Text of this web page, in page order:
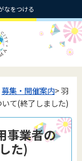
なをつける
募集・開催案内> 羽
て(終了しました)
事業者の
た)